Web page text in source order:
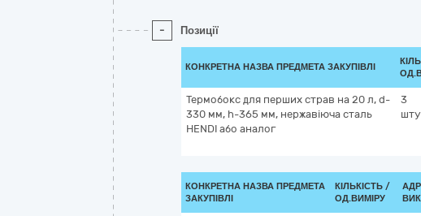
- Позиції
КОНКРЕТНА НАЗВА ПРЕДМЕТА ЗАКУПІВЛІ
Термобокс для перших страв на 20 л, d-
330 мм, h-365 мм, нержавіюча сталь
HENDI або аналог
3
КОНКРЕТНА НАЗВА ПРЕДМЕТА
ЗАКУПІВЛІ
КІЛЬКІСТЬ /
ОД.ВИМІРУ